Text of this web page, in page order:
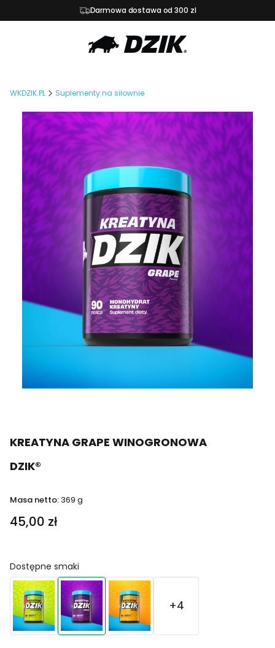
Darmowa dostawa od 300 zl
WKDZIK.PL Suplementy na siłownie
KREATYNA GRAPE WINOGRONOWA
DZIK®
Masa netto:369 g
45,00 zł
Dostępne smaki
+4